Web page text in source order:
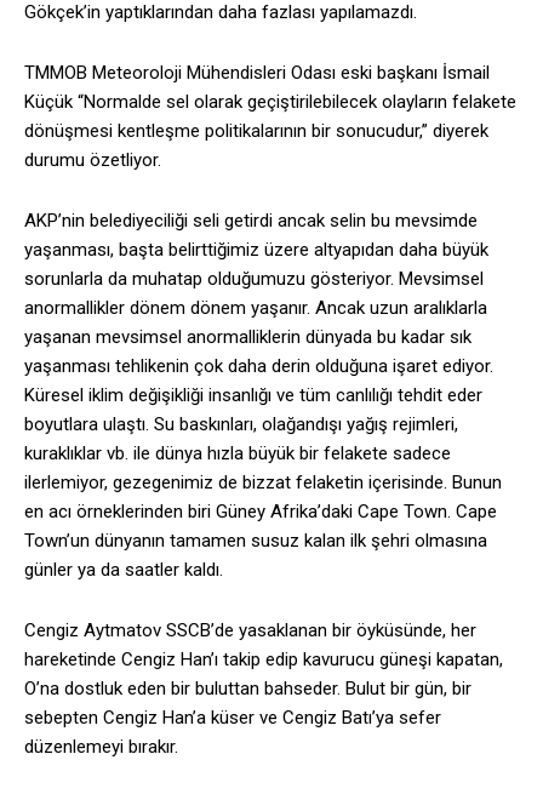
Gökçek’in yaptıklarından daha fazlası yapılamazdı.
TMMOB Meteoroloji Mühendisleri Odası eski başkanı İsmail
Küçük “Normalde sel olarak geçiştirilebilecek olayların felakete
dönüşmesi kentleşme politikalarının bir sonucudur,” diyerek
durumu özetliyor.
AKP’nin belediyeciliği seli getirdi ancak selin bu mevsimde
yaşanması, başta belirttiğimiz üzere altyapıdan daha büyük
sorunlarla da muhatap olduğumuzu gösteriyor. Mevsimsel
anormallikler dönem dönem yaşanır. Ancak uzun aralıklarla
yaşanan mevsimsel anormalliklerin dünyada bu kadar sık
yaşanması tehlikenin çok daha derin olduğuna işaret ediyor.
Küresel iklim değişikliği insanlığı ve tüm canlılığı tehdit eder
boyutlara ulaştı. Su baskınları, olağandışı yağış rejimleri,
kuraklıklar vb. ile dünya hızla büyük bir felakete sadece
ilerlemiyor, gezegenimiz de bizzat felaketin içerisinde. Bunun
en acı örneklerinden biri Güney Afrika’daki Cape Town. Cape
Town’un dünyanın tamamen susuz kalan ilk şehri olmasına
günler ya da saatler kaldı.
Cengiz Aytmatov SSCB’de yasaklanan bir öyküsünde, her
hareketinde Cengiz Han’ı takip edip kavurucu güneşi kapatan,
O’na dostluk eden bir buluttan bahseder. Bulut bir gün, bir
sebepten Cengiz Han’a küser ve Cengiz Batı’ya sefer
düzenlemeyi bırakır.